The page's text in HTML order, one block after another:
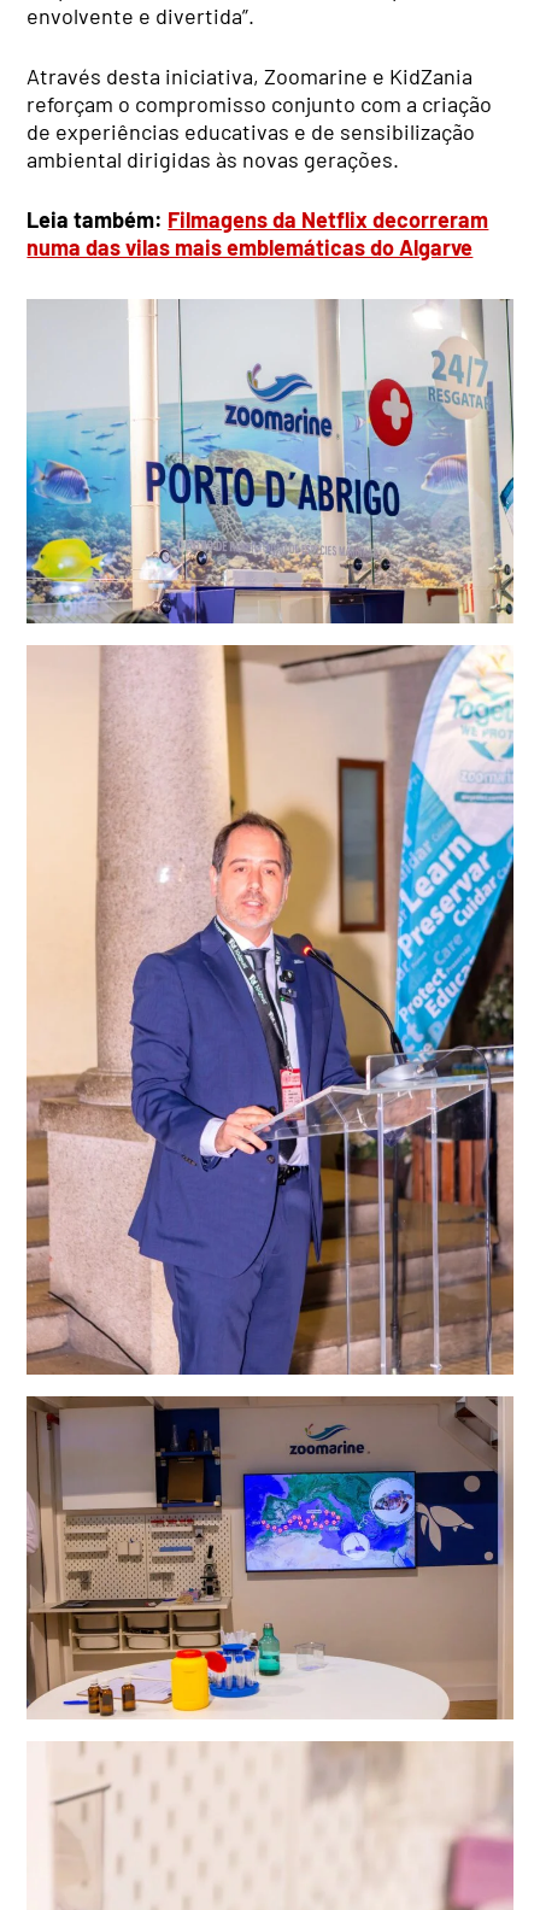
envolvente e divertida”.
Através desta iniciativa, Zoomarine e KidZania
reforçam o compromisso conjunto com a criação
de experiências educativas e de sensibilização
ambiental dirigidas às novas gerações.
Leia também: Filmagens da Netflix decorreram
numa das vilas mais emblemáticas do Algarve